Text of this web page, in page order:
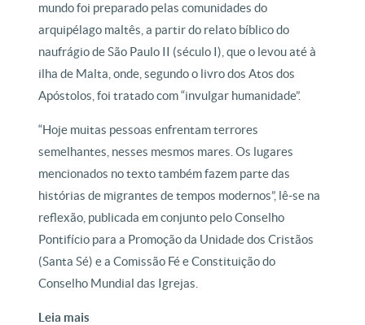
mundo foi preparado pelas comunidades do
arquipélago maltês, a partir do relato bíblico do
naufrágio de São Paulo II (século I), que o levou até à
ilha de Malta, onde, segundo o livro dos Atos dos
Apóstolos, foi tratado com “invulgar humanidade”.
“Hoje muitas pessoas enfrentam terrores
semelhantes, nesses mesmos mares. Os lugares
mencionados no texto também fazem parte das
histórias de migrantes de tempos modernos”, lê-se na
reflexão, publicada em conjunto pelo Conselho
Pontifício para a Promoção da Unidade dos Cristãos
(Santa Sé) e a Comissão Fé e Constituição do
Conselho Mundial das Igrejas.
Leia mais